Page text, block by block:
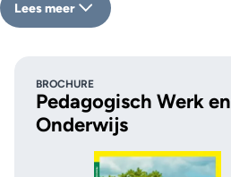
Lees meer
BROCHURE
Pedagogisch Werk en
Onderwijs